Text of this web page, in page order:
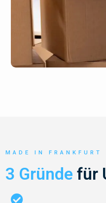
MADE IN FRANKFURT
3 Gründe für